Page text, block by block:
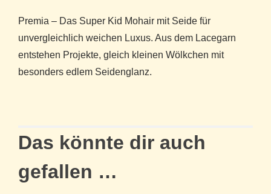
Premia – Das Super Kid Mohair mit Seide für
unvergleichlich weichen Luxus. Aus dem Lacegarn
entstehen Projekte, gleich kleinen Wölkchen mit
besonders edlem Seidenglanz.
Das könnte dir auch
gefallen …